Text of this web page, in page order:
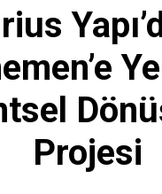
Projesi